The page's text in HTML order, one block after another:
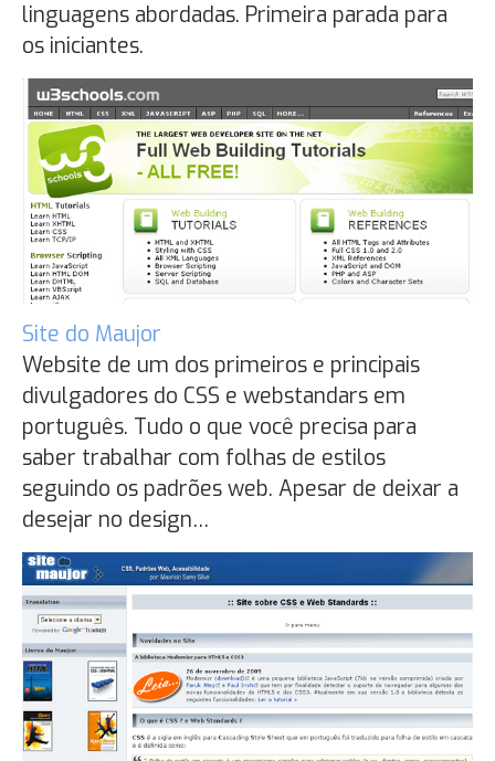
linguagens abordadas. Primeira parada para
os iniciantes.
Site do Maujor
Website de um dos primeiros e principais
divulgadores do CSS e webstandars em
português. Tudo o que você precisa para
saber trabalhar com folhas de estilos
seguindo os padrões web. Apesar de deixar a
desejar no design…